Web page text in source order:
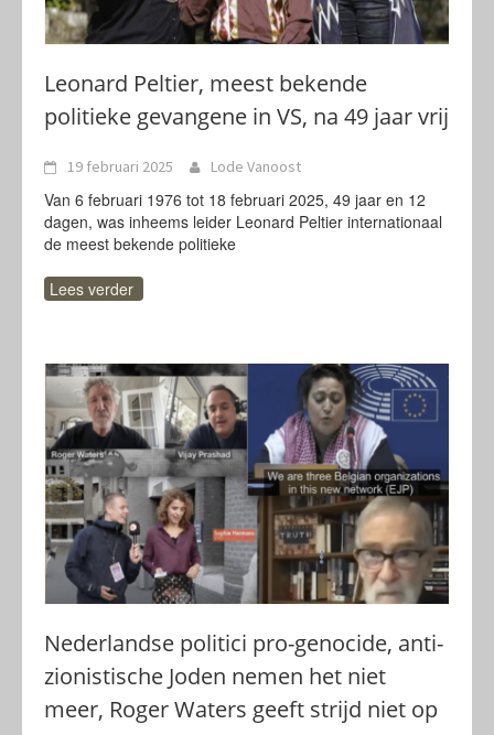
Leonard Peltier, meest bekende
politieke gevangene in VS, na 49 jaar vrij
19 februari 2025 Lode Vanoost
Van 6 februari 1976 tot 18 februari 2025, 49 jaar en 12
dagen, was inheems leider Leonard Peltier internationaal
de meest bekende politieke
Lees verder
Nederlandse politici pro-genocide, anti-
zionistische Joden nemen het niet
meer, Roger Waters geeft strijd niet op